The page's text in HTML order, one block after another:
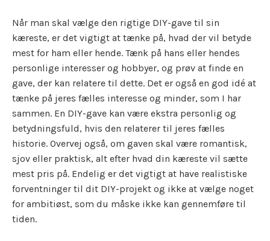
Når man skal vælge den rigtige DIY-gave til sin
kæreste, er det vigtigt at tænke på, hvad der vil betyde
mest for ham eller hende. Tænk på hans eller hendes
personlige interesser og hobbyer, og prøv at finde en
gave, der kan relatere til dette. Det er også en god idé at
tænke på jeres fælles interesse og minder, som I har
sammen. En DIY-gave kan være ekstra personlig og
betydningsfuld, hvis den relaterer til jeres fælles
historie. Overvej også, om gaven skal være romantisk,
sjov eller praktisk, alt efter hvad din kæreste vil sætte
mest pris på. Endelig er det vigtigt at have realistiske
forventninger til dit DIY-projekt og ikke at vælge noget
for ambitiøst, som du måske ikke kan gennemføre til
tiden.